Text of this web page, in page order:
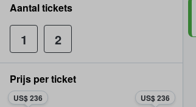
Aantal tickets
1 2
Prijs per ticket
US$ 236 US$ 236